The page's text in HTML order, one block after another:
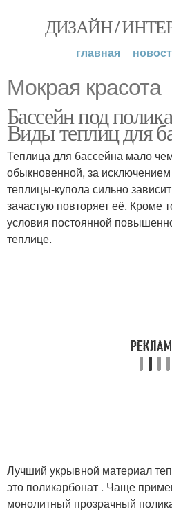
ДИЗАЙН /
главная
Мокрая красота
Бассейн под
Виды теплиц для
Теплица для бассейна мало
обыкновенной, за
теплицы-купола сильно
зачастую повторяет её. Кроме
условия постоянной
теплице.
Лучший укрывной материал
это поликарбонат . Чаще
монолитный прозрачный